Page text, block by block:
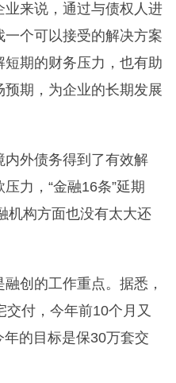
来说，通过与债权人进
个可以接受的解决方案
期的财务压力，也有助
期，为企业的长期发展
外债务得到了有效解
力，“金融16条”延期
机构方面也没有太大还
创的工作重点。据悉，
付，今年前10个月又
的目标是保30万套交